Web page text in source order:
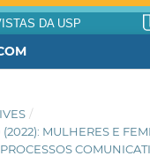
DA USP
/
MULHERES E